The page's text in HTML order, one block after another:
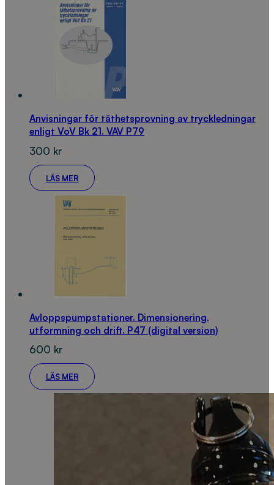
Anvisningar för täthetsprovning av tryckledningar
enligt VoV Bk 21. VAV P79
300 kr
LÄS MER
Avloppspumpstationer. Dimensionering,
utformning och drift. P47 (digital version)
600 kr
LÄS MER